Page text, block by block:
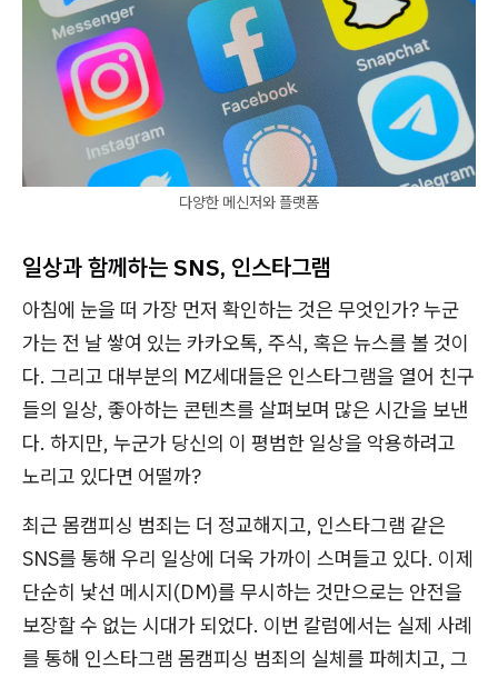
다양한 메신저와 플랫폼
일상과 함께하는 SNS, 인스타그램
아침에 눈을 떠 가장 먼저 확인하는 것은 무엇인가? 누군
가는 전 날 쌓여 있는 카카오톡, 주식, 혹은 뉴스를 볼 것이
다. 그리고 대부분의 MZ세대들은 인스타그램을 열어 친구
들의 일상, 좋아하는 콘텐츠를 살펴보며 많은 시간을 보낸
다. 하지만, 누군가 당신의 이 평범한 일상을 악용하려고
노리고 있다면 어떨까?
최근 몸캠피싱 범죄는 더 정교해지고, 인스타그램 같은
SNS를 통해 우리 일상에 더욱 가까이 스며들고 있다. 이제
단순히 낯선 메시지(DM)를 무시하는 것만으로는 안전을
보장할 수 없는 시대가 되었다. 이번 칼럼에서는 실제 사례
를 통해 인스타그램 몸캠피싱 범죄의 실체를 파헤치고, 그